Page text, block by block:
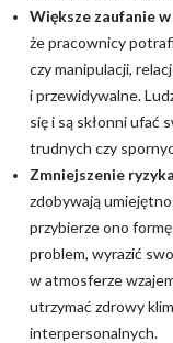
Większe zaufanie
że pracownicy
czy manipulacji,
i przewidywalne.
się i są skłonni ufać
trudnych czy
Zmniejszenie
zdobywają
przybierze ono
problem, wyrazić
w atmosferze
utrzymać zdrowy
interpersonalnych.